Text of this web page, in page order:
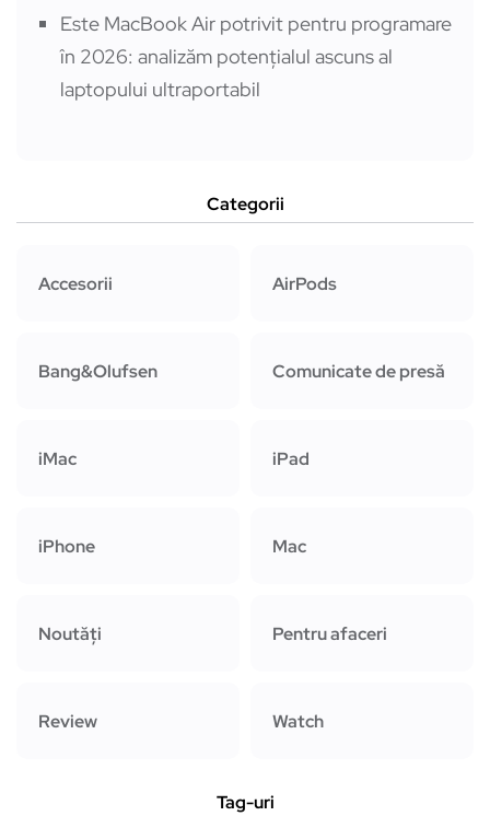
Este MacBook Air potrivit pentru programare
în 2026: analizăm potențialul ascuns al
laptopului ultraportabil
Categorii
Accesorii AirPods
Bang&Olufsen Comunicate de presă
iMac iPad
iPhone Mac
Noutăți Pentru afaceri
Review Watch
Tag-uri